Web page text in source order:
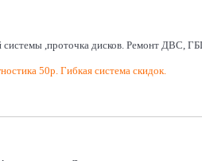
,проточка дисков. Ремонт ДВС,
50р. Гибкая система скидок.